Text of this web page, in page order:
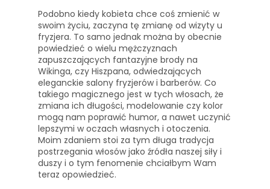
Podobno kiedy kobieta chce coś zmienić w
swoim życiu, zaczyna tę zmianę od wizyty u
fryzjera. To samo jednak można by obecnie
powiedzieć o wielu mężczyznach
zapuszczających fantazyjne brody na
Wikinga, czy Hiszpana, odwiedzających
eleganckie salony fryzjerów i barberów. Co
takiego magicznego jest w tych włosach, że
zmiana ich długości, modelowanie czy kolor
mogą nam poprawić humor, a nawet uczynić
lepszymi w oczach własnych i otoczenia.
Moim zdaniem stoi za tym długa tradycja
postrzegania włosów jako źródła naszej siły i
duszy i o tym fenomenie chciałbym Wam
teraz opowiedzieć.